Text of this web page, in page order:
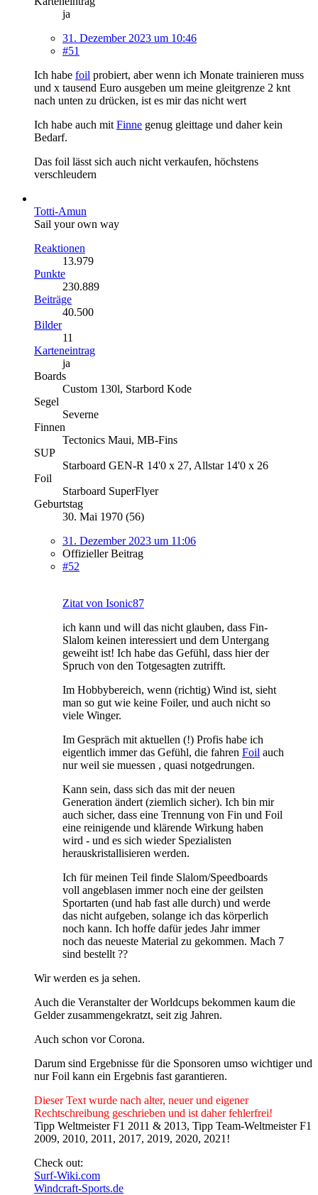
ja
31. Dezember 2023 um 10:46
#51
Ich habe foil probiert, aber wenn ich Monate trainieren muss
und x tausend Euro ausgeben um meine gleitgrenze 2 knt
nach unten zu drücken, ist es mir das nicht wert
Ich habe auch mit Finne genug gleittage und daher kein
Bedarf.
Das foil lässt sich auch nicht verkaufen, höchstens
verschleudern
Totti-Amun
Sail your own way
Reaktionen
13.979
Punkte
230.889
Beiträge
40.500
Bilder
11
Karteneintrag
ja
Boards
Custom 130l, Starbord Kode
Segel
Severne
Finnen
Tectonics Maui, MB-Fins
SUP
Starboard GEN-R 14'0 x 27, Allstar 14'0 x 26
Foil
Starboard SuperFlyer
Geburtstag
30. Mai 1970 (56)
31. Dezember 2023 um 11:06
Offizieller Beitrag
#52
Zitat von Isonic87
ich kann und will das nicht glauben, dass Fin-
Slalom keinen interessiert und dem Untergang
geweiht ist! Ich habe das Gefühl, dass hier der
Spruch von den Totgesagten zutrifft.
Im Hobbybereich, wenn (richtig) Wind ist, sieht
man so gut wie keine Foiler, und auch nicht so
viele Winger.
Im Gespräch mit aktuellen (!) Profis habe ich
eigentlich immer das Gefühl, die fahren Foil auch
nur weil sie muessen , quasi notgedrungen.
Kann sein, dass sich das mit der neuen
Generation ändert (ziemlich sicher). Ich bin mir
auch sicher, dass eine Trennung von Fin und Foil
eine reinigende und klärende Wirkung haben
wird - und es sich wieder Spezialisten
herauskristallisieren werden.
Ich für meinen Teil finde Slalom/Speedboards
voll angeblasen immer noch eine der geilsten
Sportarten (und hab fast alle durch) und werde
das nicht aufgeben, solange ich das körperlich
noch kann. Ich hoffe dafür jedes Jahr immer
noch das neueste Material zu gekommen. Mach 7
sind bestellt ??
Wir werden es ja sehen.
Auch die Veranstalter der Worldcups bekommen kaum die
Gelder zusammengekratzt, seit zig Jahren.
Auch schon vor Corona.
Darum sind Ergebnisse für die Sponsoren umso wichtiger und
nur Foil kann ein Ergebnis fast garantieren.
Dieser Text wurde nach alter, neuer und eigener
Rechtschreibung geschrieben und ist daher fehlerfrei!
Tipp Weltmeister F1 2011 & 2013, Tipp Team-Weltmeister F1
2009, 2010, 2011, 2017, 2019, 2020, 2021!
Check out:
Surf-Wiki.com
Windcraft-Sports.de